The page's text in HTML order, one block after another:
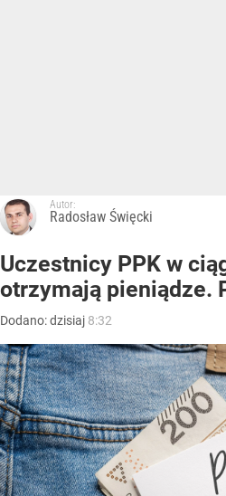
Autor:
Radosław Święcki
Uczestnicy PPK w
otrzymają pieniądze.
Dodano:dzisiaj 8:32